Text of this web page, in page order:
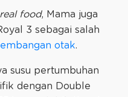
real food, Mama juga
3 sebagai salah
otak.
susu pertumbuhan
dengan Double